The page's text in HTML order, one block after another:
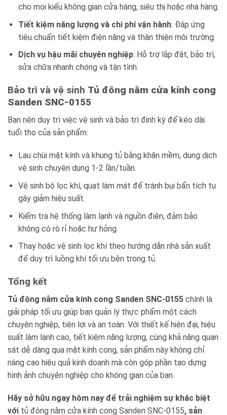
cho mọi kiểu không gian cửa hàng, siêu thị hoặc nhà hàng.
Tiết kiệm năng lượng và chi phí vận hành: Đáp ứng
tiêu chuẩn tiết kiệm điện năng và thân thiện môi trường.
Dịch vụ hậu mãi chuyên nghiệp: Hỗ trợ lắp đặt, bảo trì,
sửa chữa nhanh chóng và tận tình.
Bảo trì và vệ sinh Tủ đông nằm cửa kính cong
Sanden SNC-0155
Bạn nên duy trì việc vệ sinh và bảo trì định kỳ để kéo dài
tuổi thọ của sản phẩm:
Lau chùi mặt kính và khung tủ bằng khăn mềm, dung dịch
vệ sinh chuyên dụng 1-2 lần/tuần.
Vệ sinh bộ lọc khí, quạt làm mát để tránh bụi bẩn tích tụ
gây giảm hiệu suất.
Kiểm tra hệ thống làm lạnh và nguồn điện, đảm bảo
không có rò rỉ hoặc hư hỏng.
Thay hoặc vệ sinh lọc khí theo hướng dẫn nhà sản xuất
để duy trì luồng khí tối ưu bên trong tủ.
Tổng kết
Tủ đông nằm cửa kính cong Sanden SNC-0155 chính là
giải pháp tối ưu giúp bạn quản lý thực phẩm một cách
chuyên nghiệp, tiện lợi và an toàn. Với thiết kế hiện đại, hiệu
suất làm lạnh cao, tiết kiệm năng lượng, cùng khả năng quan
sát dễ dàng qua mặt kính cong, sản phẩm này không chỉ
nâng cao hiệu quả kinh doanh mà còn góp phần tạo dựng
hình ảnh chuyên nghiệp cho không gian của bạn.
Hãy sở hữu ngay hôm nay để trải nghiệm sự khác biệt
với tủ đông nằm cửa kính cong Sanden SNC-0155, sản